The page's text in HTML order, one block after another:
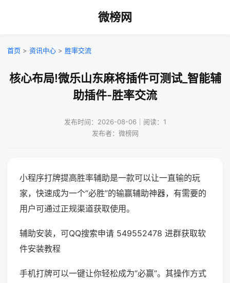
微榜网
首页 > 资讯中心 > 胜率交流
核心布局!微乐山东麻将插件可测试_智能辅
助插件-胜率交流
发布时间：2026-08-06｜阅读：1
发布者：微榜网
小程序打牌提高胜率辅助是一款可以让一直输的玩
家，快速成为一个“必胜”的输赢辅助神器，有需要的
用户可通过正规渠道获取使用。
辅助安装，可QQ搜索申请 549552478 进群获取软
件安装教程
手机打牌可以一键让你轻松成为“必赢”。其操作方式